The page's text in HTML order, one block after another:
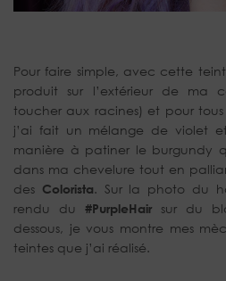
Pour faire simple, avec cette
produit sur l’extérieur de ma
toucher aux racines) et pour tous
j’ai fait un mélange de violet
manière à patiner le burgundy
dans ma chevelure tout en
des Colorista. Sur la photo du
rendu du
#PurpleHairsur du
dessous, je vous montre mes
teintes que j’ai réalisé.